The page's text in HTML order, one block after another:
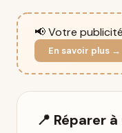
📢 Votre
En savoir plus →
📍 Réparer